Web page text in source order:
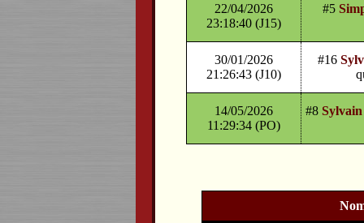
22/04/2026
23:18:40 (J15)
#5
30/01/2026
21:26:43 (J10)
#16
14/05/2026
11:29:34 (PO)
#8